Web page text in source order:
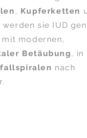
, Kupferketten
sie IUD
modernen,
Betäubung , in
nach